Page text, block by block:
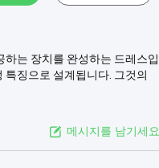
는 장치를 완성하는 드레스입
특징으로 설계됩니다. 그것의
메시지를 남기세요